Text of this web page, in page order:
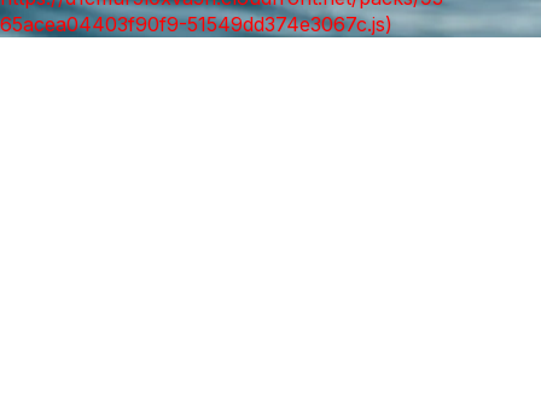
65acea04403f90f9-51549dd374e3067c.js)